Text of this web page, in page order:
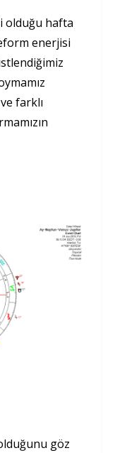
olduğu hafta
enerjisi
farklı
göz